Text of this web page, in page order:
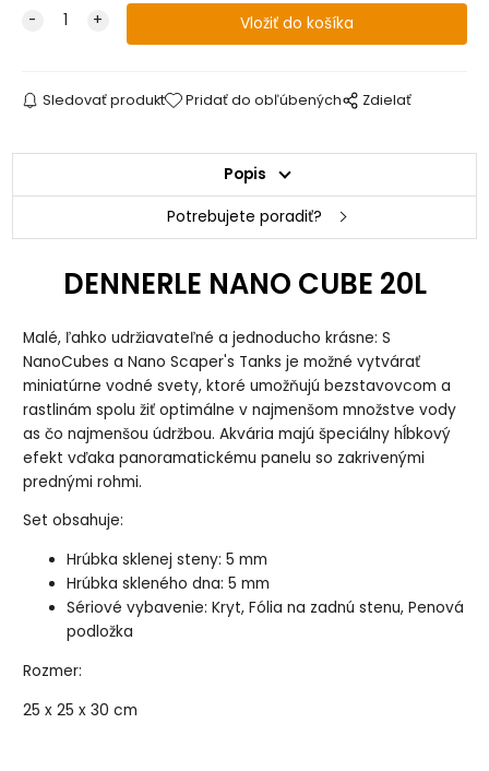
Sledovať produkt Pridať do obľúbených Zdielať
Popis
Potrebujete poradiť?
DENNERLE NANO CUBE 20L
Malé, ľahko udržiavateľné a jednoducho krásne: S
NanoCubes a Nano Scaper's Tanks je možné vytvárať
miniatúrne vodné svety, ktoré umožňujú bezstavovcom a
rastlinám spolu žiť optimálne v najmenšom množstve vody
as čo najmenšou údržbou. Akvária majú špeciálny hĺbkový
efekt vďaka panoramatickému panelu so zakrivenými
prednými rohmi.
Set obsahuje:
Hrúbka sklenej steny: 5 mm
Hrúbka skleného dna: 5 mm
Sériové vybavenie: Kryt, Fólia na zadnú stenu, Penová
podložka
Rozmer:
25 x 25 x 30 cm